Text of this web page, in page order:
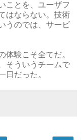
ことを、ユーザフ
はならない。技術
うのでは、サービ
体験こそ全てだ。
そういうチームで
日だった。